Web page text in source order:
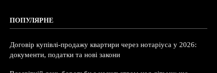
ПОПУЛЯРНЕ
Договір купівлі-продажу квартири через нотаріуса у 2026:
документи, податки та нові закони